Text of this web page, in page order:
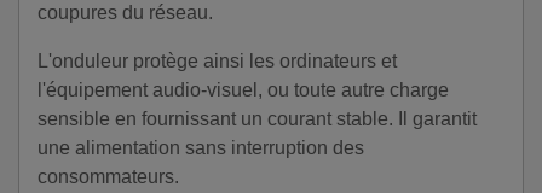
coupures du réseau.
L'onduleur protège ainsi les ordinateurs et
l'équipement audio-visuel, ou toute autre charge
sensible en fournissant un courant stable. Il garantit
une alimentation sans interruption des
consommateurs.